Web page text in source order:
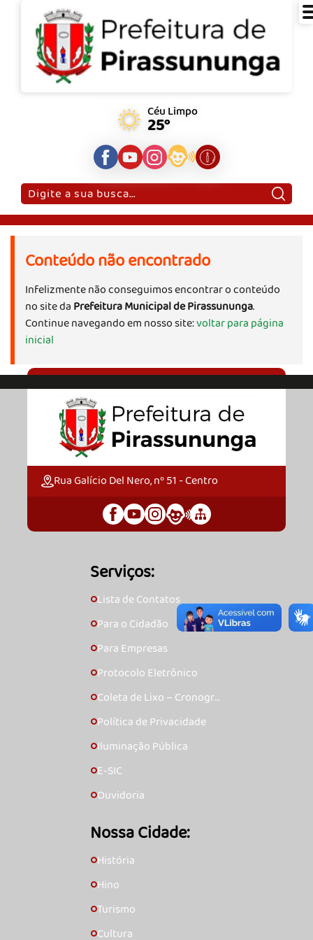
Céu Limpo
25°
Pesquisar:
Conteúdo não encontrado
Infelizmente não conseguimos encontrar o conteúdo
no site da Prefeitura Municipal de Pirassununga.
Continue navegando em nosso site:voltar para página
inicial
Rua Galício Del Nero, nº 51 - Centro
Serviços:
🞇Lista de Contatos
🞇Para o Cidadão
🞇Para Empresas
🞇Protocolo Eletrônico
🞇Coleta de Lixo – Cronogra
🞇Política de Privacidade
🞇Iluminação Pública
🞇E-SIC
🞇Ouvidoria
Nossa Cidade:
🞇História
🞇Hino
🞇Turismo
🞇Cultura